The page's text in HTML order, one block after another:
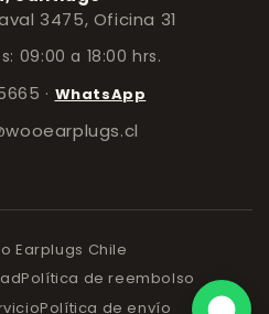
3475, Oficina 31
09:00 a 18:00 hrs.
· WhatsApp
Earplugs Chile
Política de reembolso
Política de envío